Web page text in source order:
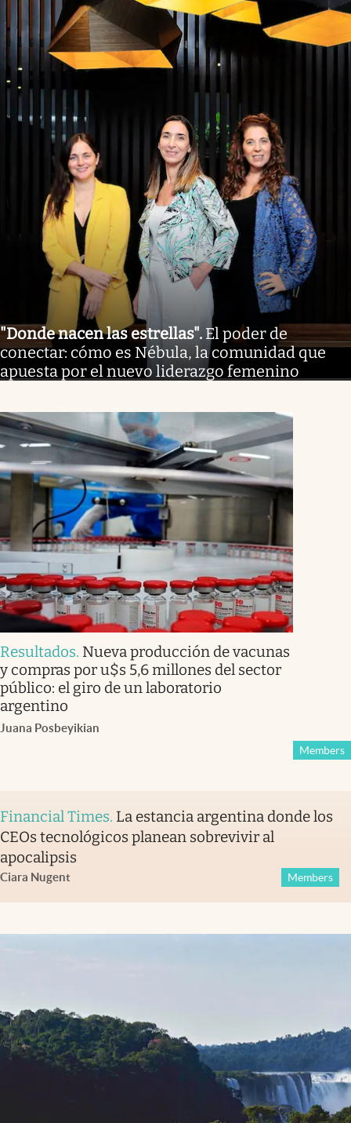
"Donde nacen las estrellas". El poder de
conectar: cómo es Nébula, la comunidad que
apuesta por el nuevo liderazgo femenino
Resultados. Nueva producción de vacunas
y compras por u$s 5,6 millones del sector
público: el giro de un laboratorio
argentino
Juana Posbeyikian
Members
Financial Times. La estancia argentina donde los
CEOs tecnológicos planean sobrevivir al
apocalipsis
Ciara Nugent Members